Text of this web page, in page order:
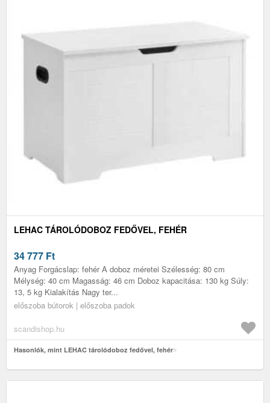
LEHAC TÁROLÓDOBOZ FEDŐVEL, FEHÉR
34 777 Ft
Anyag Forgácslap: fehér A doboz méretei Szélesség: 80 cm
Mélység: 40 cm Magasság: 46 cm Doboz kapacitása: 130 kg Súly:
13, 5 kg Kialakítás Nagy ter...
előszoba bútorok | előszoba padok
scandishop.hu
Hasonlók, mint LEHAC tárolódoboz fedővel, fehér